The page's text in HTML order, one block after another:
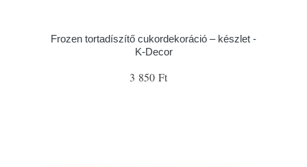
Frozen tortadíszítő cukordekoráció – készlet -
K-Decor
3 850 Ft